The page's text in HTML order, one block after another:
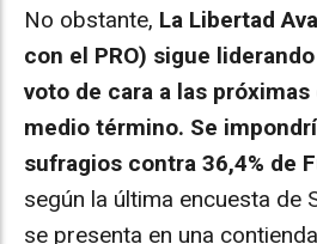
No obstante, La Libertad
con el PRO) sigue
voto de cara a las
medio término. Se
sufragios contra 36,4% de
según la última encuesta de
se presenta en una contienda